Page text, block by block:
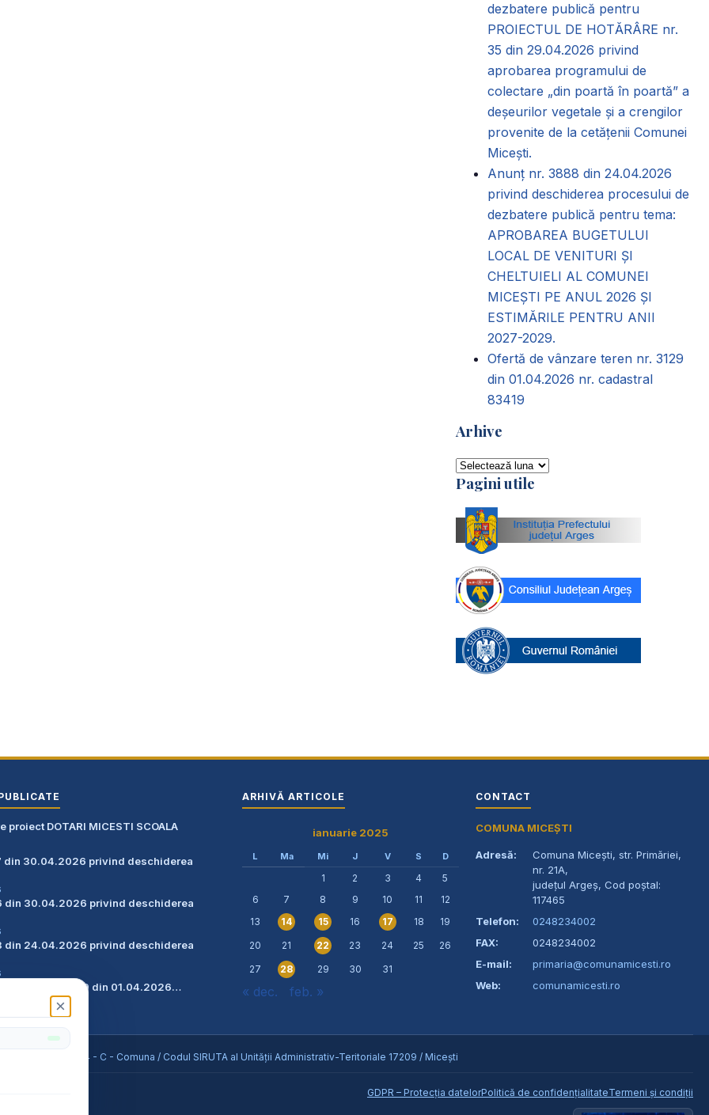
dezbatere publică pentru
PROIECTUL DE HOTĂRÂRE nr.
35 din 29.04.2026 privind
aprobarea programului de
colectare „din poartă în poartă” a
deșeurilor vegetale și a crengilor
provenite de la cetățenii Comunei
Micești.
Anunț nr. 3888 din 24.04.2026
privind deschiderea procesului de
dezbatere publică pentru tema:
APROBAREA BUGETULUI
LOCAL DE VENITURI ȘI
CHELTUIELI AL COMUNEI
MICEȘTI PE ANUL 2026 ȘI
ESTIMĂRILE PENTRU ANII
2027-2029.
Ofertă de vânzare teren nr. 3129
din 01.04.2026 nr. cadastral
83419
Arhive
Arhive
Pagini utile
proiect DOTARI MICESTI SCOALA
din 30.04.2026 privind deschiderea
din 30.04.2026 privind deschiderea
din 24.04.2026 privind deschiderea
teren nr. 3129 din 01.04.2026…
ARHIVĂ ARTICOLE
ianuarie 2025
L Ma Mi J V S D
1 2 3 4
5
6
7 8 9 10 11
12
13
14 15 16 17 18
19
20
21 22 23 24 25
26
27
28 29 30 31
« dec. feb. »
CONTACT
COMUNA MICEȘTI
Adresă:
Comuna Micești, str. Primăriei,
nr. 21A,
județul Argeș, Cod poștal:
117465
Telefon:
0248234002
FAX:
0248234002
E-mail:
primaria@comunamicesti.ro
Web:
comunamicesti.ro
/ Tipul UAT - 14 - C - Comuna / Codul SIRUTA al Unității Administrativ-Teritoriale 17209 / Micești
GDPR – Protecția datelorPolitică de confidențialitateTermeni și condiții
×